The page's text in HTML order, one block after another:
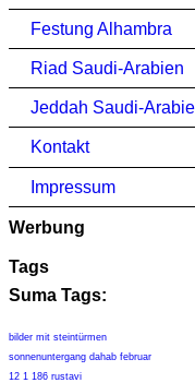
Festung Alhambra
Riad Saudi-Arabien
Jeddah Saudi-
Kontakt
Impressum
Werbung
Tags
Suma Tags:
bilder mit steintürmen
sonnenuntergang dahab februar
12 1 186 rustavi